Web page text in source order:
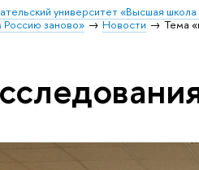
университет «Высшая
заново»
Новости Тема